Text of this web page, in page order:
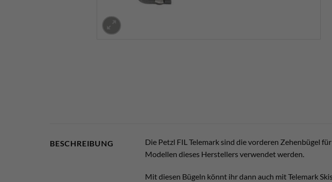
BESCHREIBUNG Die Petzl FIL Telemark sind die vorderen Zehenbügel
Modellen dieses Herstellers verwendet werden.
Mit diesen Bügeln könnt ihr dann auch mit Telemark